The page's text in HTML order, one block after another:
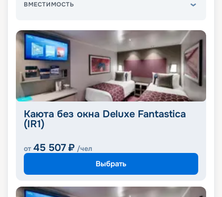
ВМЕСТИМОСТЬ
Каюта без окна Deluxe Fantastica
(IR1)
от 45 507 ₽ /чел
Выбрать